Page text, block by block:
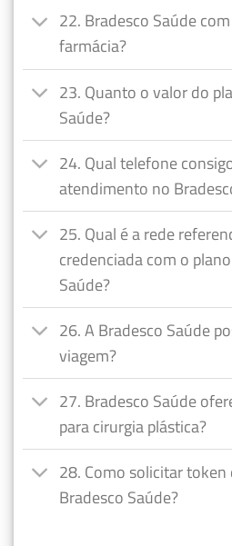
22. Bradesco Saúde
farmácia?
23. Quanto o valor do
Saúde?
24. Qual telefone
atendimento no
25. Qual é a rede
credenciada com o
Saúde?
26. A Bradesco Saúde
viagem?
27. Bradesco Saúde
para cirurgia plástica?
28. Como solicitar token
Bradesco Saúde?